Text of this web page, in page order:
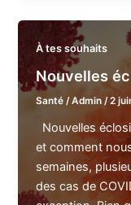
À tes souhaits
Nouvelles
Santé /Admin/2
Nouvelles
et comment
semaines,
des cas de